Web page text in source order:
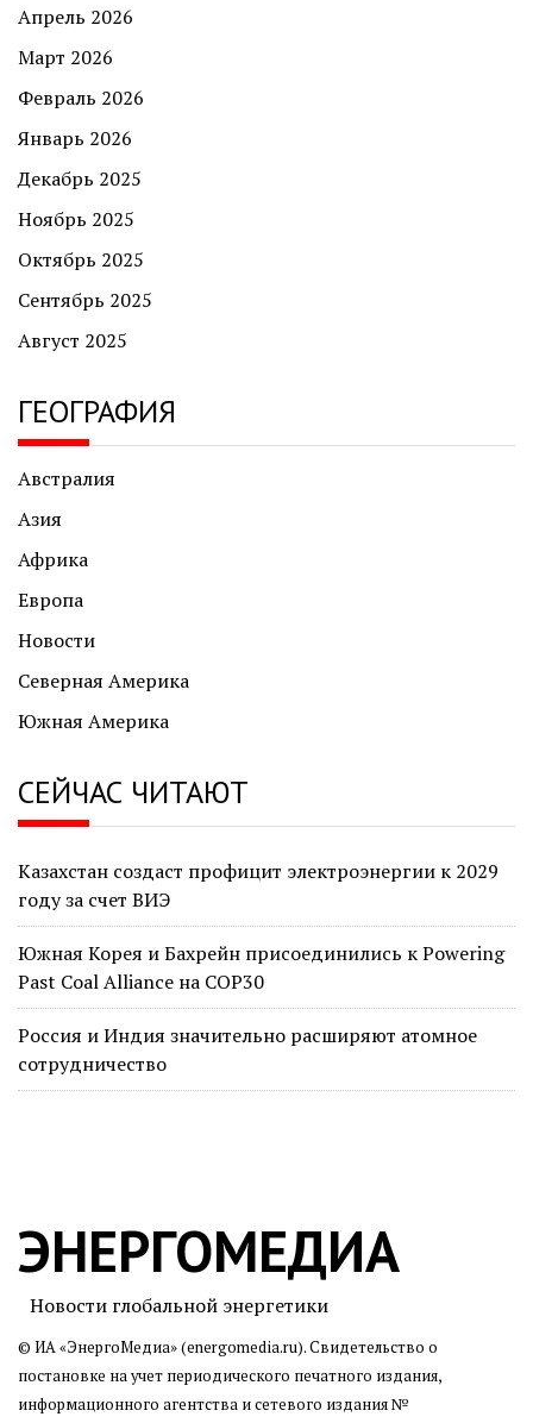
Апрель 2026
Март 2026
Февраль 2026
Январь 2026
Декабрь 2025
Ноябрь 2025
Октябрь 2025
Сентябрь 2025
Август 2025
ГЕОГРАФИЯ
Австралия
Азия
Африка
Европа
Новости
Северная Америка
Южная Америка
СЕЙЧАС ЧИТАЮТ
Казахстан создаст профицит электроэнергии к 2029
году за счет ВИЭ
Южная Корея и Бахрейн присоединились к Powering
Past Coal Alliance на COP30
Россия и Индия значительно расширяют атомное
сотрудничество
ЭНЕРГОМЕДИА
Новости глобальной энергетики
© ИА «ЭнергоМедиа» (energomedia.ru). Свидетельство о
постановке на учет периодического печатного издания,
информационного агентства и сетевого издания №